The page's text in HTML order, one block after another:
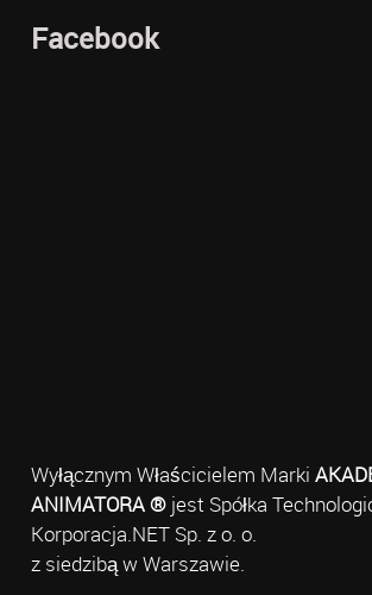
Facebook
Wyłącznym Właścicielem Marki
ANIMATORA ®jest Spółka
Korporacja.NET Sp. z o. o.
z siedzibą w Warszawie.